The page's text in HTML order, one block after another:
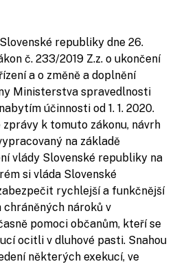
republiky dne 26.
č. 233/2019 Z.z. o ukončení
a o změně a doplnění
Ministerstva spravedlnosti
účinnosti od 1. 1. 2020.
zprávy k tomuto zákonu, návrh
na základě
vlády Slovenské republiky na
si vláda Slovenské
rychlejší a funkčnější
nároků v
pomoci občanům, kteří se
ocitli v dluhové pasti. Snahou
některých exekucí, ve